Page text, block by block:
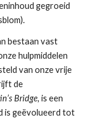
gegroeid
bestaan vast
hulpmiddelen
van onze vrije
de
Bridge, is een
is geëvolueerd tot